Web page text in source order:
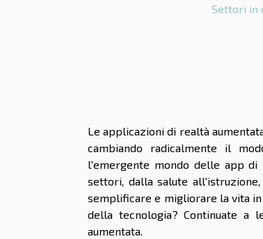
Settori in
Le applicazioni di realtà
cambiando radicalmente il
l'emergente mondo delle app di
settori, dalla salute
semplificare e migliorare la vita
della tecnologia? Continuate
aumentata.